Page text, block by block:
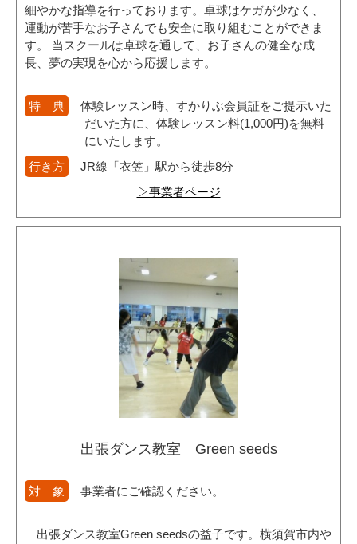
細やかな指導を行っております。卓球はケガが少なく、
運動が苦手なお子さんでも安全に取り組むことができま
す。 当スクールは卓球を通して、お子さんの健全な成
長、夢の実現を心から応援します。
特 典
体験レッスン時、すかりぶ会員証をご提示いた
だいた方に、体験レッスン料(1,000円)を無料
にいたします。
行き方
JR線「衣笠」駅から徒歩8分
▷事業者ページ
出張ダンス教室 Green seeds
対 象 事業者にご確認ください。
出張ダンス教室Green seedsの益子です。横須賀市内や